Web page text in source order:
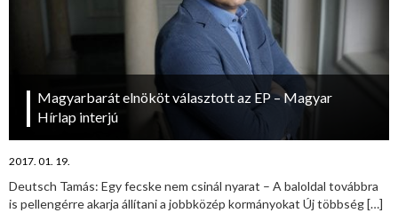
Magyarbarát elnököt választott az EP – Magyar
Hírlap interjú
2017. 01. 19.
Deutsch Tamás: Egy fecske nem csinál nyarat – A baloldal továbbra
is pellengérre akarja állítani a jobbközép kormányokat Új többség[…]